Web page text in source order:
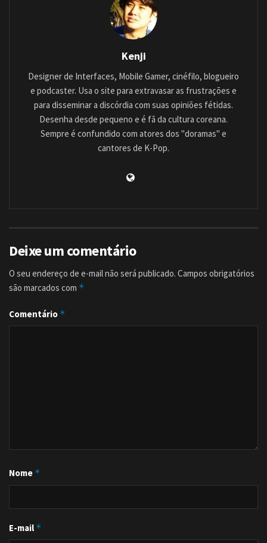
Kenji
Designer de Interfaces, Mobile Gamer, cinéfilo, blogueiro
e podcaster. Usa o site para extravasar as frustrações e
para disseminar a discórdia com suas opiniões fétidas.
Desenha desde pequeno e é fã da cultura coreana.
Sempre é confundido com atores dos "doramas" e
cantores de K-Pop.
Deixe um comentário
O seu endereço de e-mail não será publicado. Campos obrigatórios
são marcados com *
Comentário *
Nome *
E-mail *